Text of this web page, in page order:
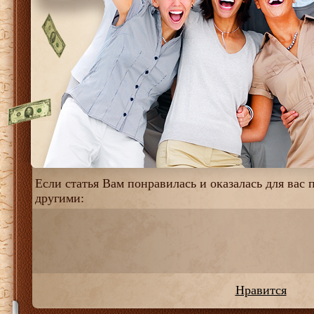
Если статья Вам понравилась и оказалась для вас
другими:
Нравится